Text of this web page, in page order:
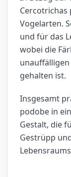
Vogelarten.
und für das
wobei die
gehalten ist.
Insgesamt
podobe in
Gestalt, die
Gestrüpp